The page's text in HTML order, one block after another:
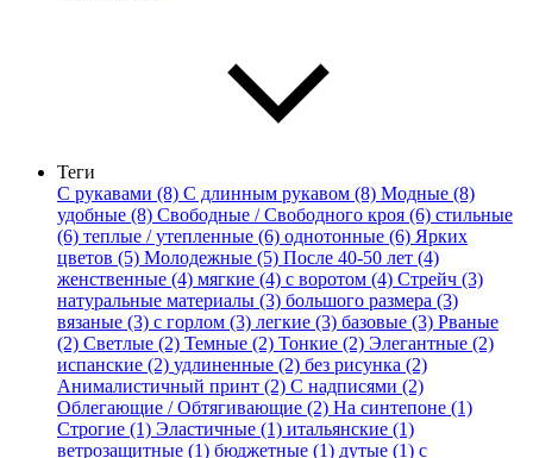
Теги
С рукавами (8) С длинным рукавом (8) Модные (8)
удобные (8) Свободные / Свободного кроя (6) стильные
(6) теплые / утепленные (6) однотонные (6) Ярких
цветов (5) Молодежные (5) После 40-50 лет (4)
женственные (4) мягкие (4) с воротом (4) Стрейч (3)
натуральные материалы (3) большого размера (3)
вязаные (3) с горлом (3) легкие (3) базовые (3) Рваные
(2) Светлые (2) Темные (2) Тонкие (2) Элегантные (2)
испанские (2) удлиненные (2) без рисунка (2)
Анималистичный принт (2) С надписями (2)
Облегающие / Обтягивающие (2) На синтепоне (1)
Строгие (1) Эластичные (1) итальянские (1)
ветрозащитные (1) бюджетные (1) дутые (1) с